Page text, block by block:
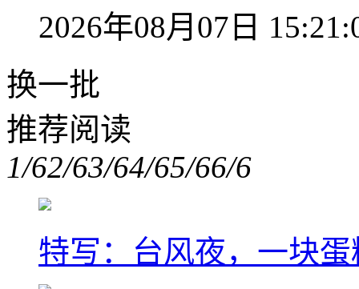
2026年08月07日
换一批
推荐阅读
1/62/63/64/65/66/6
特写：台风夜，一块